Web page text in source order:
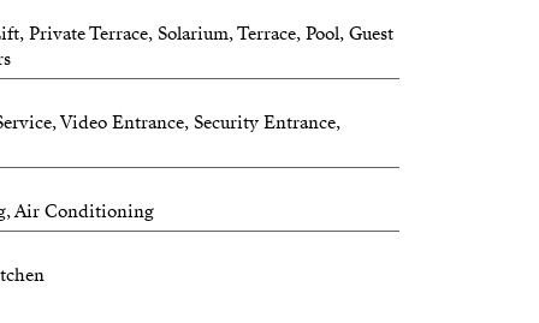
Private Terrace, Solarium, Terrace, Pool, Guest
Video Entrance, Security Entrance,
Air Conditioning